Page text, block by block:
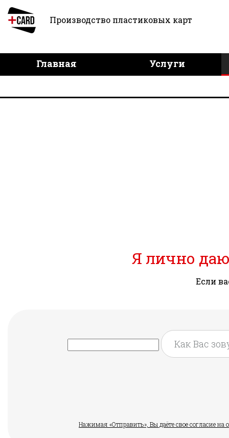
Производство пластиковых карт
Главная
Услуги
Я лично
Если
Нажимая «Отправить», Вы даёте свое согласие